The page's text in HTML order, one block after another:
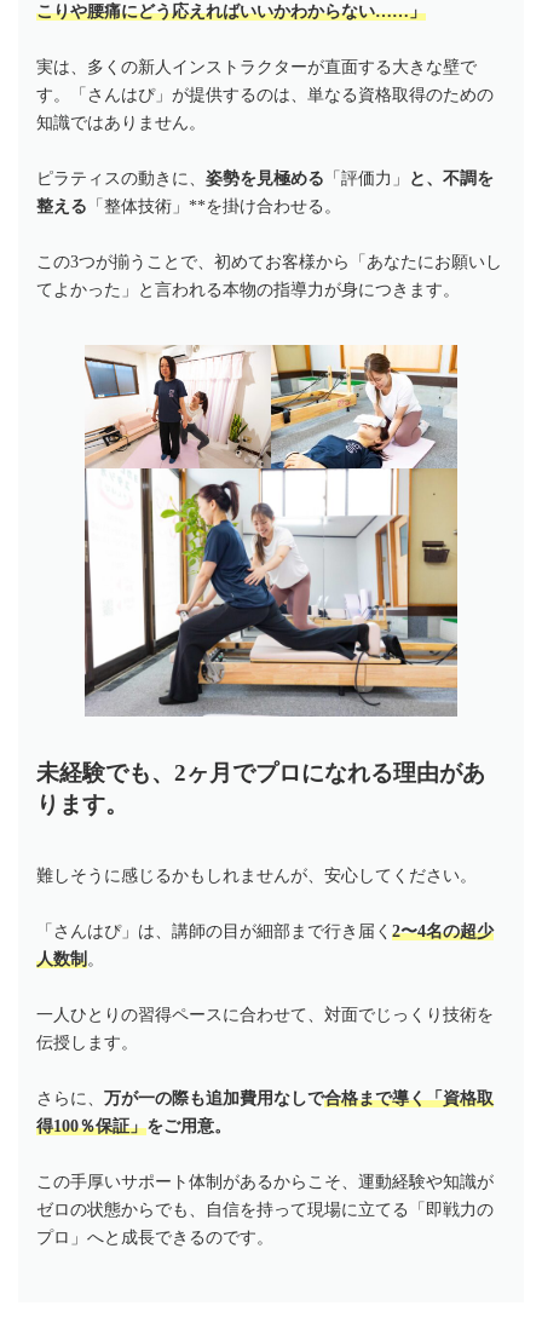
こりや腰痛にどう応えればいいかわからない……」
実は、多くの新人インストラクターが直面する大きな壁で
す。「さんはぴ」が提供するのは、単なる資格取得のための
知識ではありません。
ピラティスの動きに、 姿勢を見極める 「評価力」
と、不調を
整える 「整体技術」**を掛け合わせる。
この3つが揃うことで、初めてお客様から「あなたにお願いし
てよかった」と言われる本物の指導力が身につきます。
未経験でも、2ヶ月でプロになれる理由があ
ります。
難しそうに感じるかもしれませんが、安心してください。
「さんはぴ」は、講師の目が細部まで行き届く 2〜4名の超少
人数制。
一人ひとりの習得ペースに合わせて、対面でじっくり技術を
伝授します。
さらに、 万が一の際も追加費用なしで合格まで導く「資格取
得100％保証」をご用意。
この手厚いサポート体制があるからこそ、運動経験や知識が
ゼロの状態からでも、自信を持って現場に立てる「即戦力の
プロ」へと成長できるのです。